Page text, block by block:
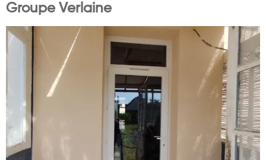
Groupe Verlaine